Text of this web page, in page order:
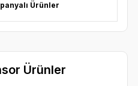
Ürünler
Ürünler